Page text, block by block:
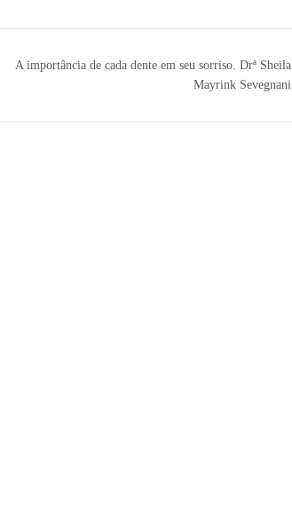
A importância de cada dente em seu sorriso. Drª Sheila
Mayrink Sevegnani